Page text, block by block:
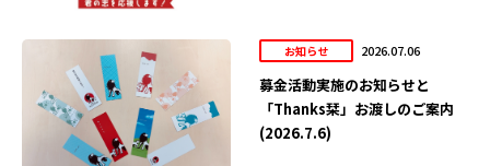
お知らせ 2026.07.06
募金活動実施のお知らせと
「Thanks栞」お渡しのご案内
(2026.7.6)